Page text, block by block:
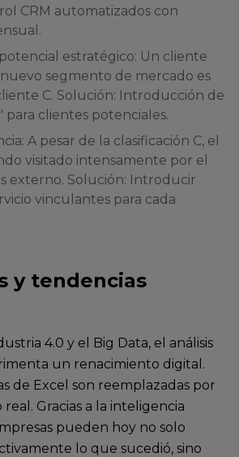
CRM automatizados con
estratégico: Un cliente
segmento de mercado es
C. Solución: Introducción de
para clientes potenciales.
A pesar de la clasificación C, el
visitado intensamente por el
externo. Solución: Introducir
vinculantes para cada
y tendencias
4.0 y el Big Data, el análisis
un renacimiento digital.
de Excel son reemplazadas por
Gracias a la inteligencia
pueden hoy no solo
lo que sucedió, sino